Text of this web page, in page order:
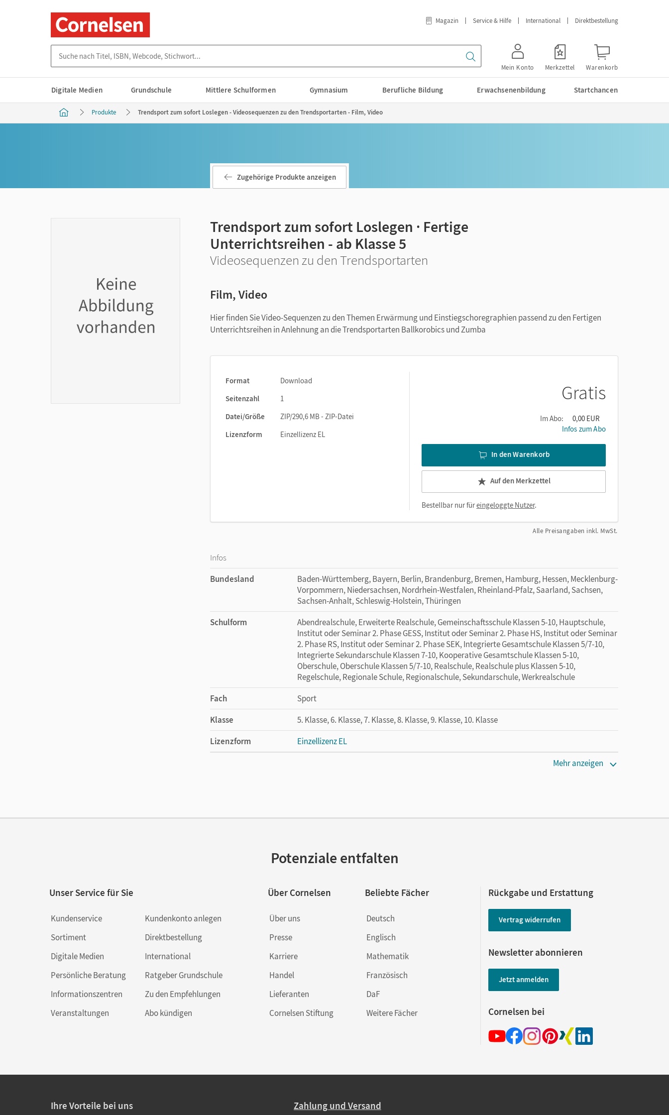
Magazin Service & Hilfe International Direktbestellung
Mein Konto Merkzettel Warenkorb
Digitale Medien Grundschule Mittlere Schulformen Gymnasium Berufliche Bildung Erwachsenenbildung Startchancen
Produkte Trendsport zum sofort Loslegen - Videosequenzen zu den Trendsportarten - Film, Video
Zugehörige Produkte anzeigen
Trendsport zum sofort Loslegen · Fertige
Unterrichtsreihen - ab Klasse 5
Videosequenzen zu den Trendsportarten
Film, Video
Hier finden Sie Video-Sequenzen zu den Themen Erwärmung und Einstiegschoregraphien passend zu den Fertigen
Unterrichtsreihen in Anlehnung an die Trendsportarten Ballkorobics und Zumba
Format
Download
Seitenzahl
1
Datei/Größe
ZIP/290,6 MB - ZIP-Datei
Lizenzform
Einzellizenz EL
Gratis
Im Abo:
0,00 EUR
Infos zum Abo
In den Warenkorb
Auf den Merkzettel
Bestellbar nur füreingeloggte Nutzer.
Alle Preisangaben inkl. MwSt.
Infos
Bundesland
Baden-Württemberg, Bayern, Berlin, Brandenburg, Bremen, Hamburg, Hessen, Mecklenburg-
Vorpommern, Niedersachsen, Nordrhein-Westfalen, Rheinland-Pfalz, Saarland, Sachsen,
Sachsen-Anhalt, Schleswig-Holstein, Thüringen
Schulform
Abendrealschule, Erweiterte Realschule, Gemeinschaftsschule Klassen 5-10, Hauptschule,
Institut oder Seminar 2. Phase GESS, Institut oder Seminar 2. Phase HS, Institut oder Seminar
2. Phase RS, Institut oder Seminar 2. Phase SEK, Integrierte Gesamtschule Klassen 5/7-10,
Integrierte Sekundarschule Klassen 7-10, Kooperative Gesamtschule Klassen 5-10,
Oberschule, Oberschule Klassen 5/7-10, Realschule, Realschule plus Klassen 5-10,
Regelschule, Regionale Schule, Regionalschule, Sekundarschule, Werkrealschule
Fach
Sport
Klasse
5. Klasse, 6. Klasse, 7. Klasse, 8. Klasse, 9. Klasse, 10. Klasse
Lizenzform
Einzellizenz EL
Mehr anzeigen
Potenziale entfalten
Unser Service für Sie
Kundenservice
Sortiment
Digitale Medien
Persönliche Beratung
Informationszentren
Veranstaltungen
Kundenkonto anlegen
Direktbestellung
International
Ratgeber Grundschule
Zu den Empfehlungen
Abo kündigen
Über Cornelsen
Über uns
Presse
Karriere
Handel
Lieferanten
Cornelsen Stiftung
Beliebte Fächer
Deutsch
Englisch
Mathematik
Französisch
DaF
Weitere Fächer
Rückgabe und Erstattung
Vertrag widerrufen
Newsletter abonnieren
Jetzt anmelden
Cornelsen bei
Ihre Vorteile bei uns Zahlung und Versand